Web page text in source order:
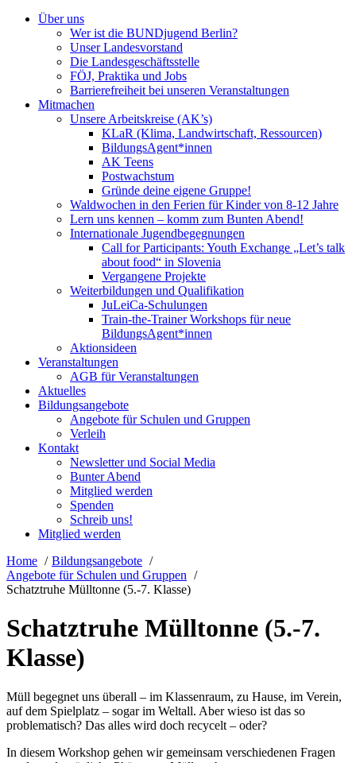
Über uns
Wer ist die BUNDjugend Berlin?
Unser Landesvorstand
Die Landesgeschäftsstelle
FÖJ, Praktika und Jobs
Barrierefreiheit bei unseren Veranstaltungen
Mitmachen
Unsere Arbeitskreise (AK’s)
KLaR (Klima, Landwirtschaft, Ressourcen)
BildungsAgent*innen
AK Teens
Postwachstum
Gründe deine eigene Gruppe!
Waldwochen in den Ferien für Kinder von 8-12 Jahre
Lern uns kennen – komm zum Bunten Abend!
Internationale Jugendbegegnungen
Call for Participants: Youth Exchange „Let’s talk
about food“ in Slovenia
Vergangene Projekte
Weiterbildungen und Qualifikation
JuLeiCa-Schulungen
Train-the-Trainer Workshops für neue
BildungsAgent*innen
Aktionsideen
Veranstaltungen
AGB für Veranstaltungen
Aktuelles
Bildungsangebote
Angebote für Schulen und Gruppen
Verleih
Kontakt
Newsletter und Social Media
Bunter Abend
Mitglied werden
Spenden
Schreib uns!
Mitglied werden
Home
Bildungsangebote
Angebote für Schulen und Gruppen
Schatztruhe Mülltonne (5.-7. Klasse)
Schatztruhe Mülltonne (5.-7.
Klasse)
Müll begegnet uns überall – im Klassenraum, zu Hause, im Verein,
auf dem Spielplatz – sogar im Weltall. Aber wieso ist das so
problematisch? Das alles wird doch recycelt – oder?
In diesem Workshop gehen wir gemeinsam verschiedenen Fragen